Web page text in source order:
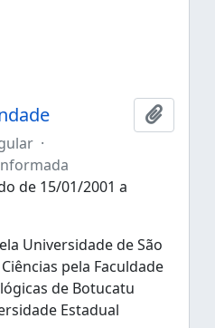
·
de 15/01/2001 a
Universidade de São
pela Faculdade
de Botucatu
Estadual